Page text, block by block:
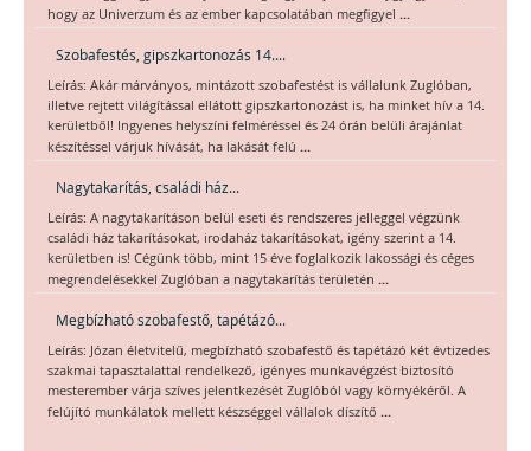
hogy az Univerzum és az ember kapcsolatában megfigyel ...
Szobafestés, gipszkartonozás 14....
Leírás: Akár márványos, mintázott szobafestést is vállalunk Zuglóban,
illetve rejtett világítással ellátott gipszkartonozást is, ha minket hív a 14.
kerületből! Ingyenes helyszíni felméréssel és 24 órán belüli árajánlat
készítéssel várjuk hívását, ha lakását felú ...
Nagytakarítás, családi ház...
Leírás: A nagytakarításon belül eseti és rendszeres jelleggel végzünk
családi ház takarításokat, irodaház takarításokat, igény szerint a 14.
kerületben is! Cégünk több, mint 15 éve foglalkozik lakossági és céges
megrendelésekkel Zuglóban a nagytakarítás területén ...
Megbízható szobafestő, tapétázó...
Leírás: Józan életvitelű, megbízható szobafestő és tapétázó két évtizedes
szakmai tapasztalattal rendelkező, igényes munkavégzést biztosító
mesterember várja szíves jelentkezését Zuglóból vagy környékéről. A
felújító munkálatok mellett készséggel vállalok díszítő ...